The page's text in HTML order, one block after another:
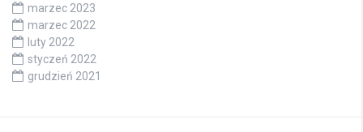
marzec 2023
marzec 2022
luty 2022
styczeń 2022
grudzień 2021